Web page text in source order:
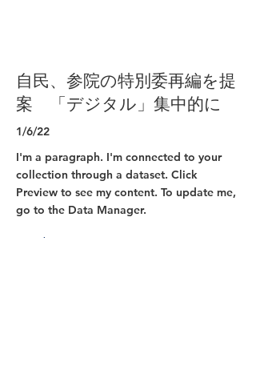
自民、参院の特別委再編を提
案 「デジタル」集中的に
1/6/22
I'm a paragraph. I'm connected to your
collection through a dataset. Click
Preview to see my content. To update me,
go to the Data Manager.
Read More